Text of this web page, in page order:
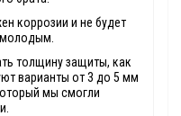
коррозии и не будет
молодым.
толщину защиты, как
варианты от 3 до 5 мм
мы смогли